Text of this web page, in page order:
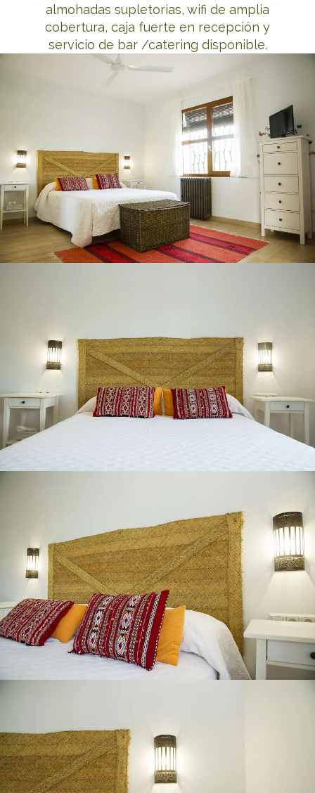
almohadas supletorias, wifi de amplia
cobertura, caja fuerte en recepción y
servicio de bar /catering disponible.